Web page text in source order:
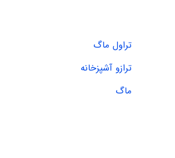
تراول ماگ
ترازو آشپزخانه
ماگ